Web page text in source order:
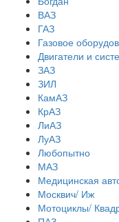
ВАЗ
ГАЗ
Газовое
Двигатели и
ЗАЗ
ЗИЛ
КамАЗ
КрАЗ
ЛиАЗ
ЛуАЗ
Любопытно
МАЗ
Медицинская
Москвич/ Иж
Мотоциклы/